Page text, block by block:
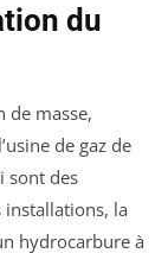
du
de masse,
de gaz de
sont des
installations, la
hydrocarbure à